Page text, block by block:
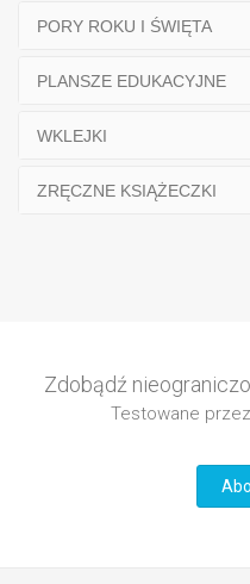
PORY ROKU I ŚWIĘTA
PLANSZE EDUKACYJNE
WKLEJKI
ZRĘCZNE KSIĄŻECZKI
Zdobądź
Testowane